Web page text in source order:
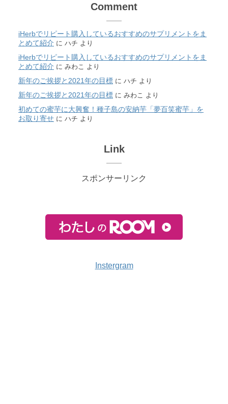
Comment
iHerbでリピート購入しているおすすめのサプリメントをま
とめて紹介 に ハチ より
iHerbでリピート購入しているおすすめのサプリメントをま
とめて紹介 に みわこ より
新年のご挨拶と2021年の目標 に ハチ より
新年のご挨拶と2021年の目標 に みわこ より
初めての蜜芋に大興奮！種子島の安納芋「夢百笑蜜芋」を
お取り寄せ に ハチ より
Link
スポンサーリンク
Instergram